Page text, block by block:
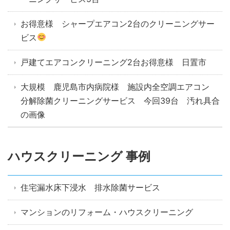
お得意様 シャープエアコン2台のクリーニングサー
ビス
戸建てエアコンクリーニング2台お得意様 日置市
大規模 鹿児島市内病院様 施設内全空調エアコン
分解除菌クリーニングサービス 今回39台 汚れ具合
の画像
ハウスクリーニング 事例
住宅漏水床下浸水 排水除菌サービス
マンションのリフォーム・ハウスクリーニング